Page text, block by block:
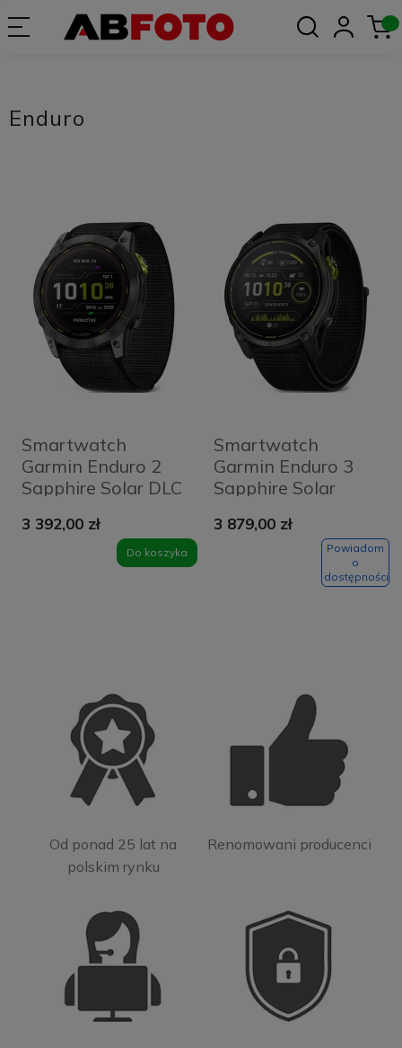
Enduro
Smartwatch
Garmin Enduro 2
Sapphire Solar DLC
Slate Grey
3 392,00 zł
Do koszyka
Smartwatch
Garmin Enduro 3
Sapphire Solar
Gray
3 879,00 zł
Powiadom
o
dostępności
Od ponad 25 lat na
polskim rynku
Renomowani producenci